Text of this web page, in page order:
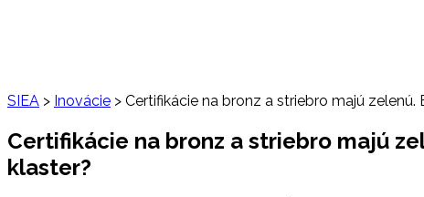
SIEA > Inovácie > Certifikácie na bronz a striebro majú
Certifikácie na bronz a striebro majú
klaster?